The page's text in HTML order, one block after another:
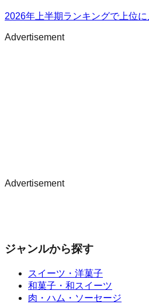
2026年上半期ランキングで上位
Advertisement
Advertisement
ジャンルから探す
スイーツ・洋菓子
和菓子・和スイーツ
肉・ハム・ソーセージ